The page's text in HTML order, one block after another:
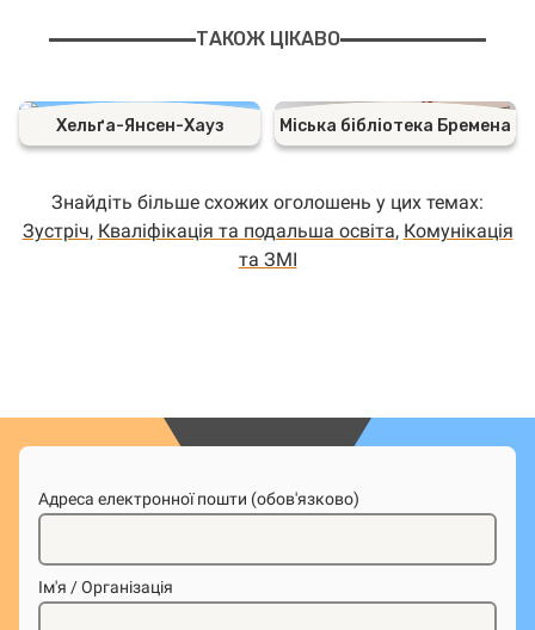
ТАКОЖ ЦІКАВО
Хельґа-Янсен-Хауз Міська бібліотека Бремена
Знайдіть більше схожих оголошень у цих темах:
Зустріч, Кваліфікація тa подальшa освітa, Комунікація
та ЗМІ
Адреса електронної пошти (обов'язково)
Ім'я / Організація